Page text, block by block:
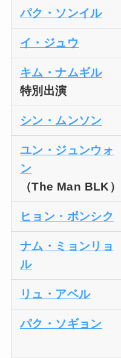
パク・ソンイル
イ・ジュウ
キム・ナムギル
特別出演
シン・ムンソン
ユン・ジュンウォ
ン
（The Man BLK）
ヒョン・ボンシク
ナム・ミョンリョ
ル
リュ・アベル
パク・ソギョン